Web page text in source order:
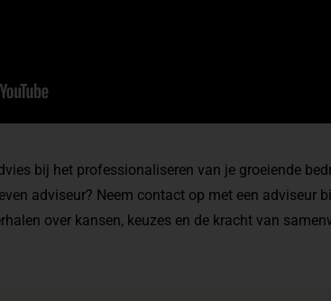
bij het professionaliseren van je groeiende
adviseur? Neem contact op met een adviseur
over kansen, keuzes en de kracht van